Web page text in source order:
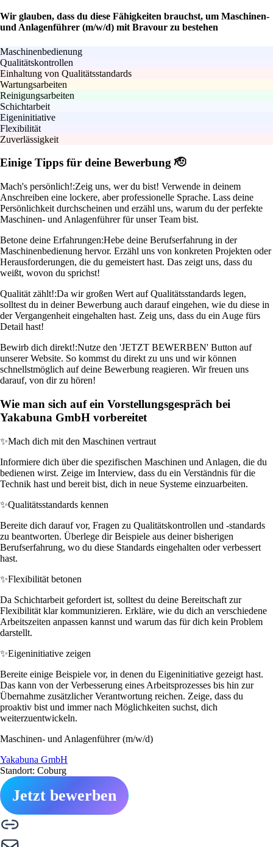
Wir glauben, dass du diese Fähigkeiten brauchst, um Maschinen-
und Anlagenführer (m/w/d) mit Bravour zu bestehen
Maschinenbedienung
Qualitätskontrollen
Einhaltung von Qualitätsstandards
Wartungsarbeiten
Reinigungsarbeiten
Schichtarbeit
Eigeninitiative
Flexibilität
Zuverlässigkeit
Einige Tipps für deine Bewerbung 🫡
Mach's persönlich!:Zeig uns, wer du bist! Verwende in deinem
Anschreiben eine lockere, aber professionelle Sprache. Lass deine
Persönlichkeit durchscheinen und erzähl uns, warum du der perfekte
Maschinen- und Anlagenführer für unser Team bist.
Betone deine Erfahrungen:Hebe deine Berufserfahrung in der
Maschinenbedienung hervor. Erzähl uns von konkreten Projekten oder
Herausforderungen, die du gemeistert hast. Das zeigt uns, dass du
weißt, wovon du sprichst!
Qualität zählt!:Da wir großen Wert auf Qualitätsstandards legen,
solltest du in deiner Bewerbung auch darauf eingehen, wie du diese in
der Vergangenheit eingehalten hast. Zeig uns, dass du ein Auge fürs
Detail hast!
Bewirb dich direkt!:Nutze den 'JETZT BEWERBEN' Button auf
unserer Website. So kommst du direkt zu uns und wir können
schnellstmöglich auf deine Bewerbung reagieren. Wir freuen uns
darauf, von dir zu hören!
Wie man sich auf ein Vorstellungsgespräch bei
Yakabuna GmbH vorbereitet
✨Mach dich mit den Maschinen vertraut
Informiere dich über die spezifischen Maschinen und Anlagen, die du
bedienen wirst. Zeige im Interview, dass du ein Verständnis für die
Technik hast und bereit bist, dich in neue Systeme einzuarbeiten.
✨Qualitätsstandards kennen
Bereite dich darauf vor, Fragen zu Qualitätskontrollen und -standards
zu beantworten. Überlege dir Beispiele aus deiner bisherigen
Berufserfahrung, wo du diese Standards eingehalten oder verbessert
hast.
✨Flexibilität betonen
Da Schichtarbeit gefordert ist, solltest du deine Bereitschaft zur
Flexibilität klar kommunizieren. Erkläre, wie du dich an verschiedene
Arbeitszeiten anpassen kannst und warum das für dich kein Problem
darstellt.
✨Eigeninitiative zeigen
Bereite einige Beispiele vor, in denen du Eigeninitiative gezeigt hast.
Das kann von der Verbesserung eines Arbeitsprozesses bis hin zur
Übernahme zusätzlicher Verantwortung reichen. Zeige, dass du
proaktiv bist und immer nach Möglichkeiten suchst, dich
weiterzuentwickeln.
Maschinen- und Anlagenführer (m/w/d)
Yakabuna GmbH
Standort: Coburg
Jetzt bewerben